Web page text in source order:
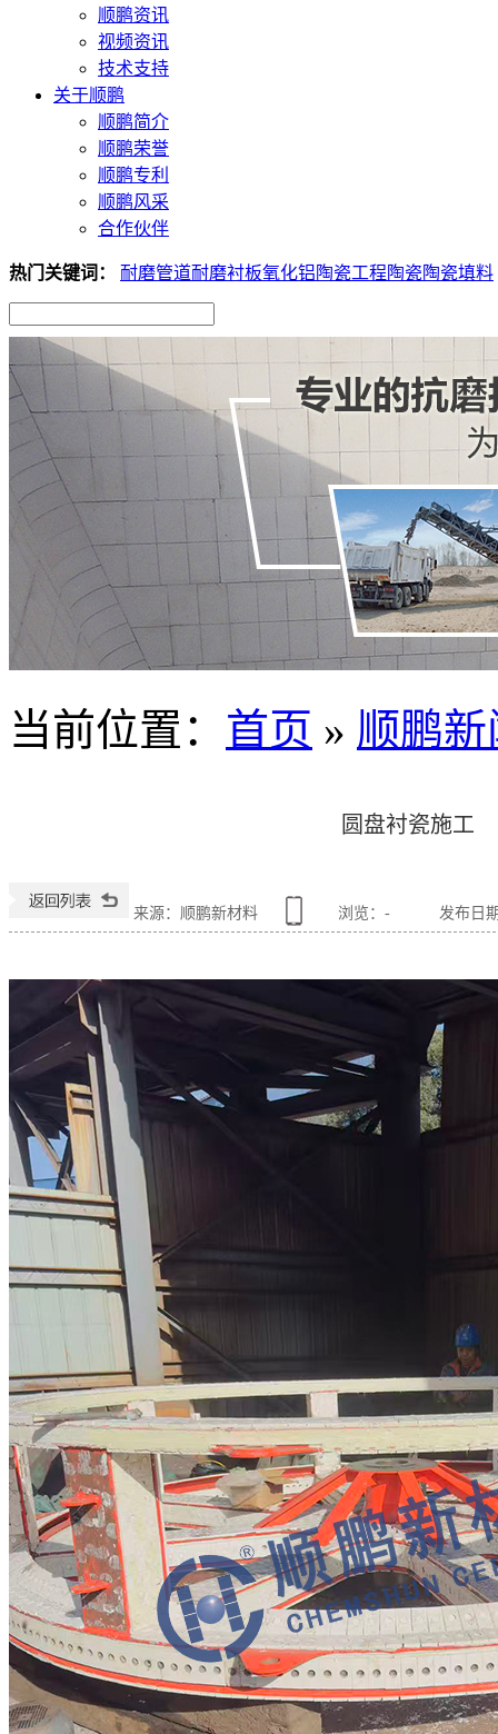
顺鹏资讯
视频资讯
技术支持
关于顺鹏
顺鹏简介
顺鹏荣誉
顺鹏专利
顺鹏风采
合作伙伴
热门关键词： 耐磨管道耐磨衬板氧化铝陶瓷工程陶瓷陶瓷填料
当前位置 ： 首页 » 顺鹏新
圆盘衬瓷施工
来源：顺鹏新材料 浏览： - 发布日